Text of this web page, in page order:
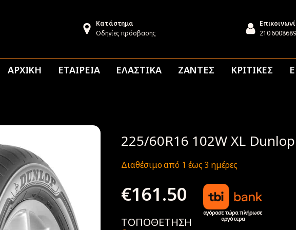
Κατάστημα
Οδηγίες πρόσβασης
210 6008689
ΑΡΧΙΚΗ ΕΤΑΙΡΕΙΑ ΕΛΑΣΤΙΚΑ ΖΑΝΤΕΣ ΚΡΙΤΙΚΕΣ
225/60R16 102W XL
Διαθέσιμο από 1 έως 3 ημέρες
€161.50
αγόρασε τώρα πλήρωσε
αργότερα
ΤΟΠΟΘΕΤΗΣΗ